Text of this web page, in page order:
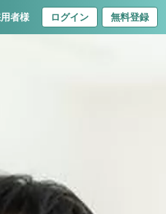
者様 ログイン 無料登録